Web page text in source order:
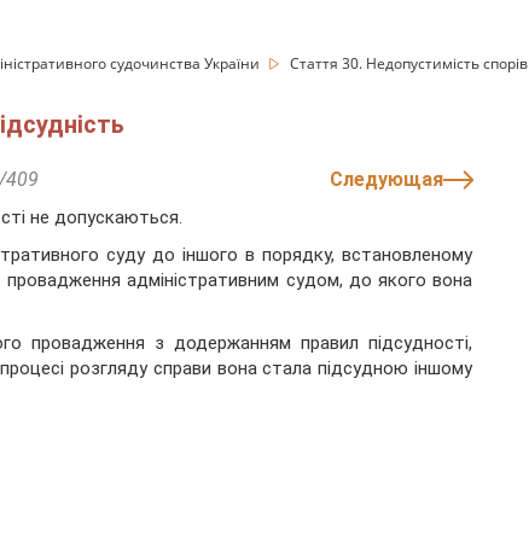
судочинства України Стаття 30. Недопустимість
409 Следующая
не допускаються.
суду до іншого в порядку, встановленому
адміністративним судом, до якого вона
провадження з додержанням правил підсудності,
розгляду справи вона стала підсудною іншому